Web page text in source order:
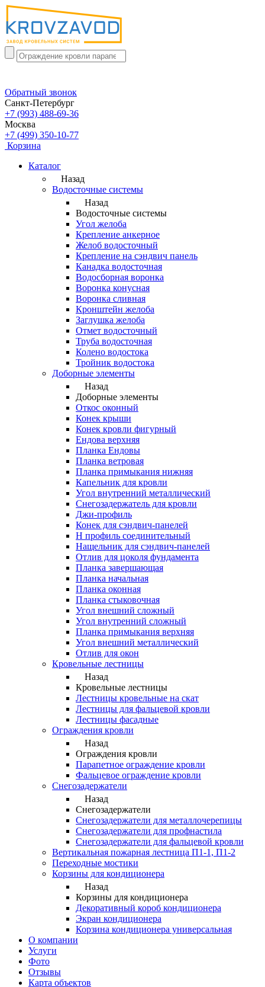
Обратный звонок
Санкт-Петербург
+7 (993) 488-69-36
Москва
+7 (499) 350-10-77
Корзина
Каталог
Назад
Водосточные системы
Назад
Водосточные системы
Угол желоба
Крепление анкерное
Желоб водосточный
Крепление на сэндвич панель
Канадка водосточная
Водосборная воронка
Воронка конусная
Воронка сливная
Кронштейн желоба
Заглушка желоба
Отмет водосточный
Труба водосточная
Колено водостока
Тройник водостока
Доборные элементы
Назад
Доборные элементы
Откос оконный
Конек крыши
Конек кровли фигурный
Ендова верхняя
Планка Ендовы
Планка ветровая
Планка примыкания нижняя
Капельник для кровли
Угол внутренний металлический
Снегозадержатель для кровли
Джи-профиль
Конек для сэндвич-панелей
Н профиль соединительный
Нащельник для сэндвич-панелей
Отлив для цоколя фундамента
Планка завершающая
Планка начальная
Планка оконная
Планка стыковочная
Угол внешний сложный
Угол внутренний сложный
Планка примыкания верхняя
Угол внешний металлический
Отлив для окон
Кровельные лестницы
Назад
Кровельные лестницы
Лестницы кровельные на скат
Лестницы для фальцевой кровли
Лестницы фасадные
Ограждения кровли
Назад
Ограждения кровли
Парапетное ограждение кровли
Фальцевое ограждение кровли
Снегозадержатели
Назад
Снегозадержатели
Снегозадержатели для металлочерепицы
Снегозадержатели для профнастила
Снегозадержатели для фальцевой кровли
Вертикальная пожарная лестница П1-1, П1-2
Переходные мостики
Корзины для кондиционера
Назад
Корзины для кондиционера
Декоративный короб кондиционера
Экран кондиционера
Корзина кондиционера универсальная
О компании
Услуги
Фото
Отзывы
Карта объектов